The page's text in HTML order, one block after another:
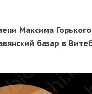
Максима
базар в